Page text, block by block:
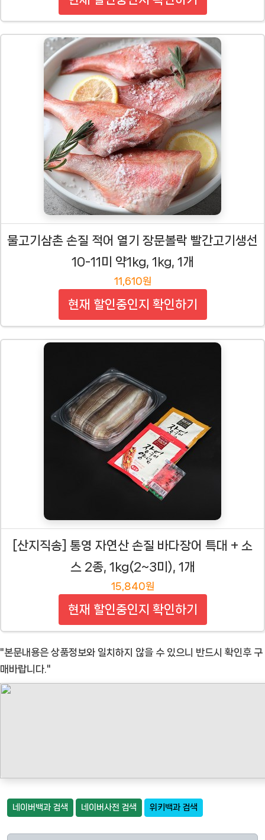
물고기삼촌 손질 적어 열기 장문볼락 빨간고기생선
10-11미 약1kg, 1kg, 1개
11,610원
현재 할인중인지 확인하기
[산지직송] 통영 자연산 손질 바다장어 특대 + 소
스 2종, 1kg(2~3미), 1개
15,840원
현재 할인중인지 확인하기
"본문내용은 상품정보와 일치하지 않을 수 있으니 반드시 확인후 구
매바랍니다."
네이버백과 검색 네이버사전 검색 위키백과 검색